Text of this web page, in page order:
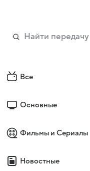
Все
Основные
Фильмы и Сериалы
Новостные